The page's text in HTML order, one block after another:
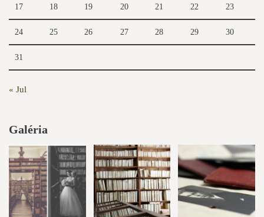
17 18 19 20 21 22 23
24 25 26 27 28 29 30
31
« Jul
Galéria